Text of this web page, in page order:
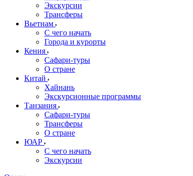
Экскурсии
Трансферы
Вьетнам
С чего начать
Города и курорты
Кения
Сафари-туры
О стране
Китай
Хайнань
Экскурсионные программы
Танзания
Сафари-туры
Трансферы
О стране
ЮАР
С чего начать
Экскурсии